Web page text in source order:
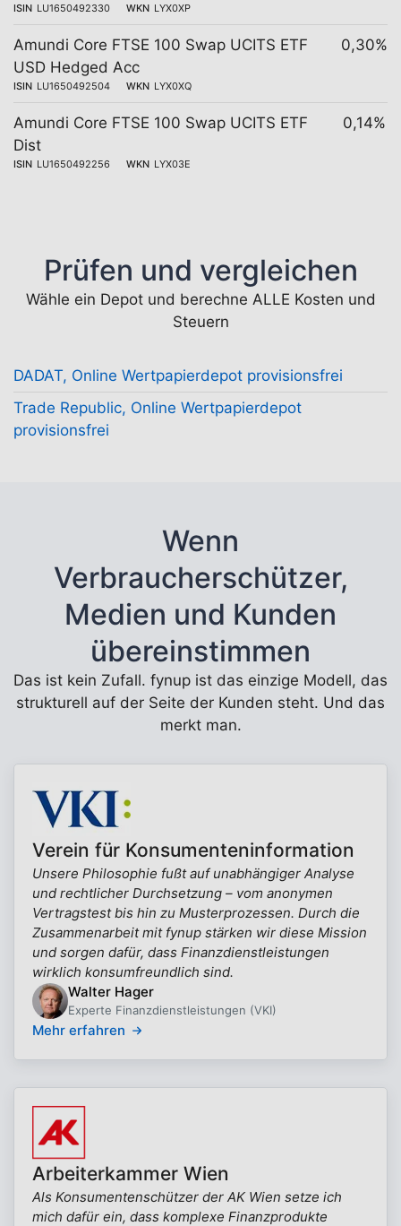
ISIN LU1650492330 WKN LYX0XP
Amundi Core FTSE 100 Swap UCITS ETF
USD Hedged Acc
ISIN LU1650492504 WKN LYX0XQ
0,30%
Amundi Core FTSE 100 Swap UCITS ETF
Dist
ISIN LU1650492256 WKN LYX03E
0,14%
Prüfen und vergleichen
Wähle ein Depot und berechne ALLE Kosten und
Steuern
DADAT, Online Wertpapierdepot provisionsfrei
Trade Republic, Online Wertpapierdepot
provisionsfrei
Wenn
Verbraucherschützer,
Medien und Kunden
übereinstimmen
Das ist kein Zufall. fynup ist das einzige Modell, das
strukturell auf der Seite der Kunden steht. Und das
merkt man.
Verein für Konsumenteninformation
Unsere Philosophie fußt auf unabhängiger Analyse
und rechtlicher Durchsetzung – vom anonymen
Vertragstest bis hin zu Musterprozessen. Durch die
Zusammenarbeit mit fynup stärken wir diese Mission
und sorgen dafür, dass Finanzdienstleistungen
wirklich konsumfreundlich sind.
Walter Hager
Experte Finanzdienstleistungen (VKI)
Mehr erfahren
Arbeiterkammer Wien
Als Konsumentenschützer der AK Wien setze ich
mich dafür ein, dass komplexe Finanzprodukte